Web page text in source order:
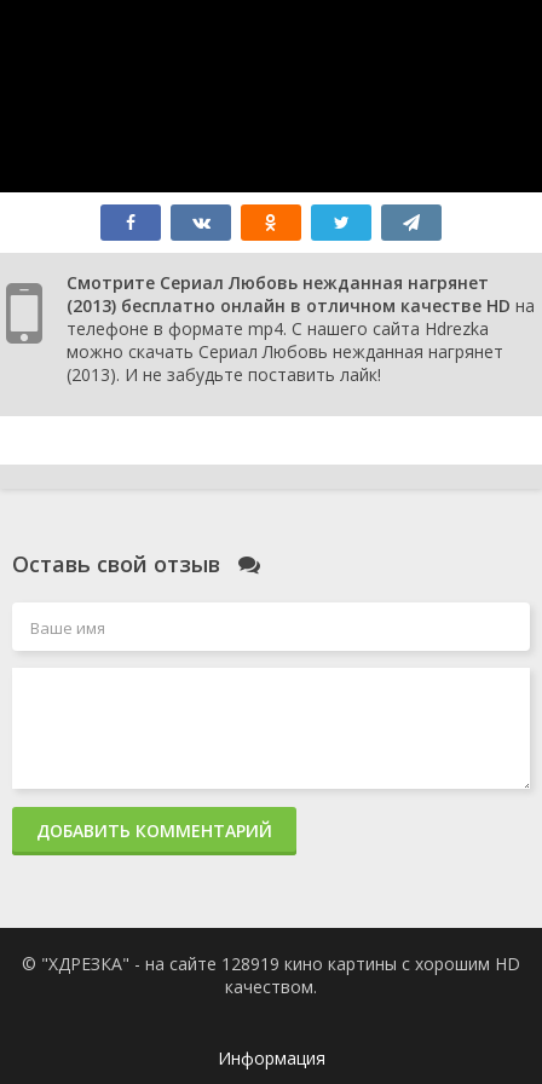
Смотрите Сериал Любовь нежданная нагрянет
(2013) бесплатно онлайн в отличном качестве HD на
телефоне в формате mp4. С нашего сайта Hdrezka
можно скачать Сериал Любовь нежданная нагрянет
(2013). И не забудьте поставить лайк!
Оставь свой отзыв
ДОБАВИТЬ КОММЕНТАРИЙ
© "ХДРЕЗКА" - на сайте 128919 кино картины с хорошим HD
качеством.
Информация